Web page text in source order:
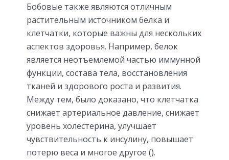
Бобовые также являются отличным
растительным источником белка и
клетчатки, которые важны для нескольких
аспектов здоровья. Например, белок
является неотъемлемой частью иммунной
функции, состава тела, восстановления
тканей и здорового роста и развития.
Между тем, было доказано, что клетчатка
снижает артериальное давление, снижает
уровень холестерина, улучшает
чувствительность к инсулину, повышает
потерю веса и многое другое ().